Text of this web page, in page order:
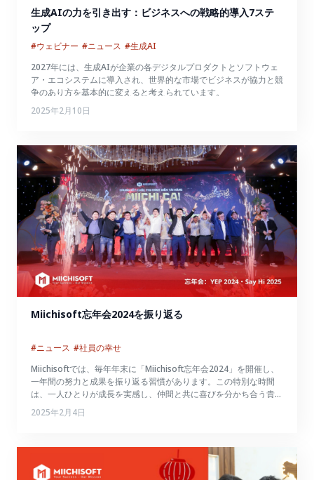
生成AIの力を引き出す：ビジネスへの戦略的導入7ステ
ップ
#ウェビナー #ニュース #生成AI
2027年には、生成AIが企業の各デジタルプロダクトとソフトウェ
ア・エコシステムに導入され、世界的な市場でビジネスが協力と競
争のあり方を基本的に変えると考えられています。
2025年2月10日
Miichisoft忘年会2024を振り返る
#ニュース #社員の幸せ
Miichisoftでは、毎年年末に「Miichisoft忘年会2024」を開催し、
一年間の努力と成果を振り返る習慣があります。この特別な時間
は、一人ひとりが成長を実感し、仲間と共に喜びを分かち合う貴重
な瞬間でもあります。2024年のMiichisoftが生み出した忘れられな
い瞬間を、一緒に振り返りましょう！
2025年2月4日